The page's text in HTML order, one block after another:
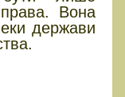
права. Вона
держави